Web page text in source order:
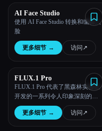
AI Face Studio
使用 AI Face Studio 转换和编辑人
脸
更多细节 → 访问 ↗︎
FLUX.1 Pro
FLUX.1 Pro 代表了黑森林实验室
开发的一系列令人印象深刻的
Flux AI 模型。通过免费在线使用
FLUX AI 图像生成器输入文本，
更多细节 → 访问 ↗︎